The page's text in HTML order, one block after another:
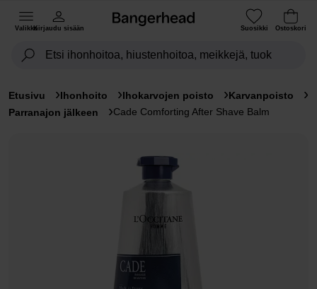
ValikkoKirjaudu sisään Suosikki Ostoskori
Etusivu Ihonhoito Ihokarvojen poisto
Karvanpoisto
Parranajon jälkeen
Cade Comforting After Shave Balm